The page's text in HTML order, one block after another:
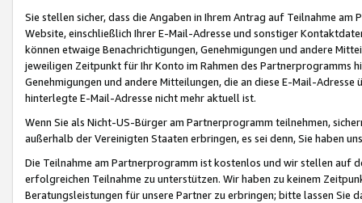
Sie stellen sicher, dass die Angaben in Ihrem Antrag auf Teilnahme
Website, einschließlich Ihrer E-Mail-Adresse und sonstiger
können etwaige Benachrichtigungen, Genehmigungen und andere
jeweiligen Zeitpunkt für Ihr Konto im Rahmen des Partnerprogramms
Genehmigungen und andere Mitteilungen, die an diese E-Mail-
hinterlegte E-Mail-Adresse nicht mehr aktuell ist.
Wenn Sie als Nicht-US-Bürger am Partnerprogramm teilnehmen,
außerhalb der Vereinigten Staaten erbringen, es sei denn, Sie haben
Die Teilnahme am Partnerprogramm ist kostenlos und wir stellen auf
erfolgreichen Teilnahme zu unterstützen. Wir haben zu keinem
Beratungsleistungen für unsere Partner zu erbringen; bitte lassen Sie